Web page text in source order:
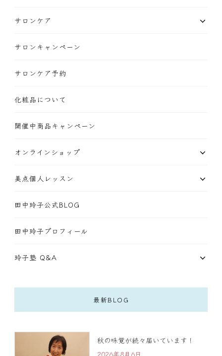
サロンケア
サロンキャンペーン
サロンケア予約
化粧品について
開催中商品キャンペーン
オンラインショップ
美点個人レッスン
田中玲子公式BLOG
田中玲子プロフィール
玲子塾 Q&A
最新BLOG
秋の味覚が続々届いています！